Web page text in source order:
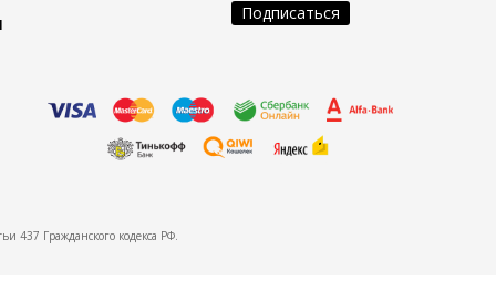
437 Гражданского кодекса РФ.